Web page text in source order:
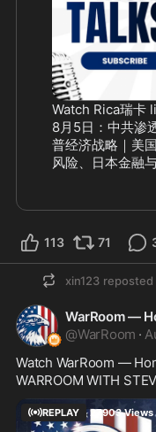
Watch Rica瑞卡
8月5日：中共渗
普经济战略｜美
风险、日本金融
113 71
xin123 reposted
WarRoom —
@WarRoom ·
Watch WarRoom —
WARROOM WITH
REPLAY 27903Views